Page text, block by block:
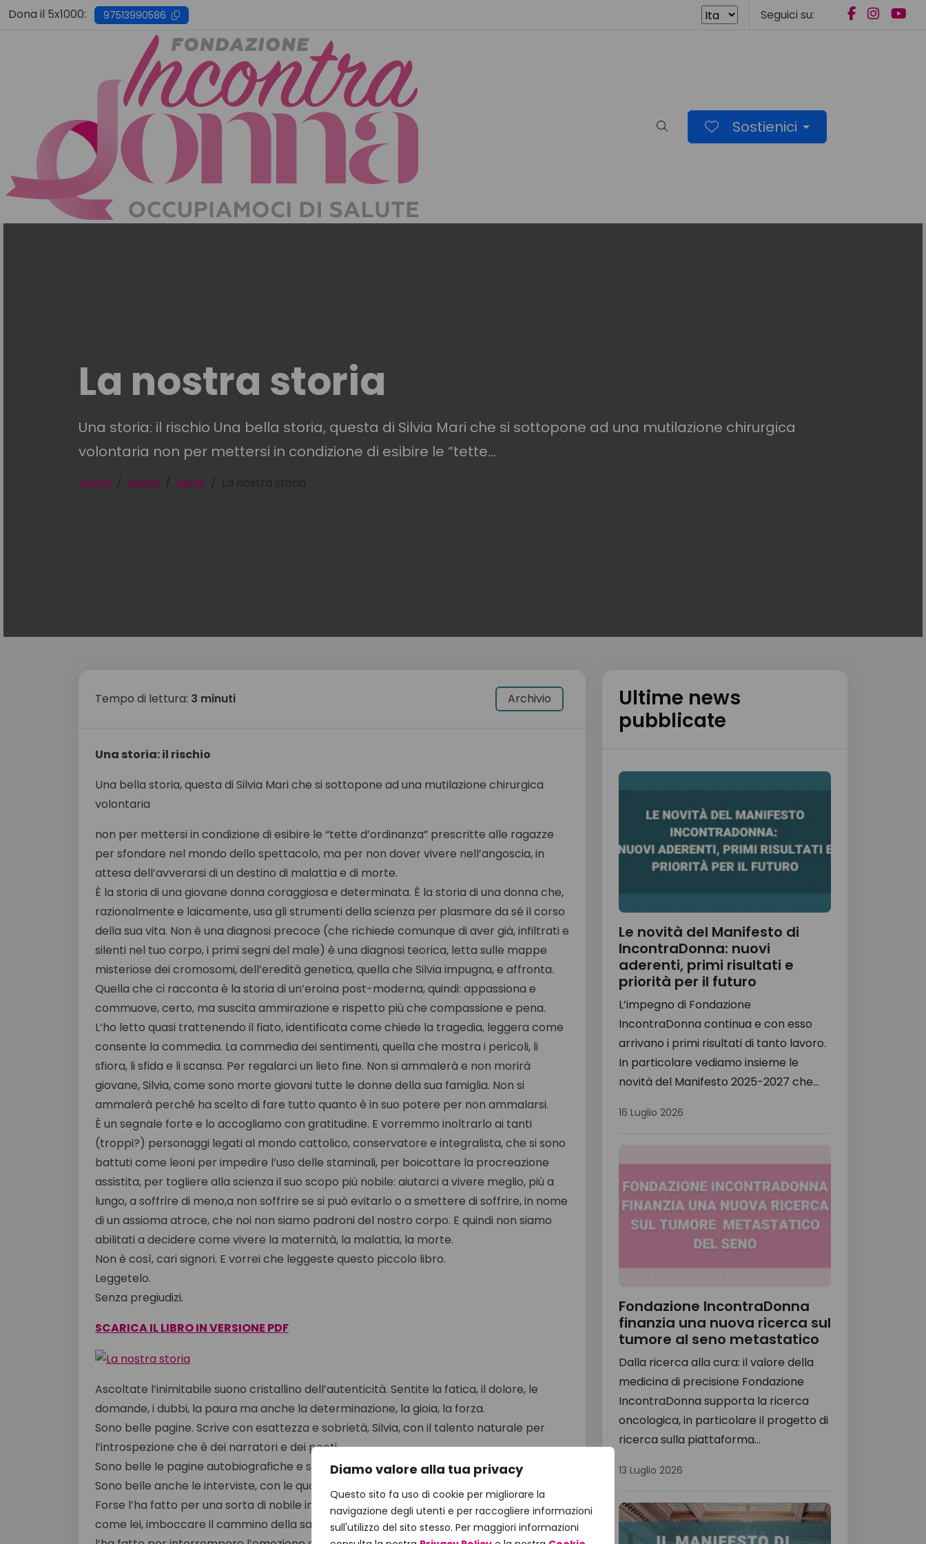
Diamo valore alla tua privacy
Questo sito fa uso di cookie per migliorare la
navigazione degli utenti e per raccogliere informazioni
sull'utilizzo del sito stesso. Per maggiori informazioni
Skip
Dona il 5x1000: 97513990586 Seguici su:
Cerca nel sito
Sostienici
La nostra storia
Una storia: il rischio Una bella storia, questa di Silvia Mari che si sottopone ad una mutilazione chirurgica
volontaria non per mettersi in condizione di esibire le “tette...
Home Media News
Tempo di lettura: 3 minuti Archivio
Una storia: il rischio
Una bella storia, questa di Silvia Mari che si sottopone ad una mutilazione chirurgica
volontaria
non per mettersi in condizione di esibire le “tette d’ordinanza” prescritte alle ragazze
per sfondare nel mondo dello spettacolo, ma per non dover vivere nell’angoscia, in
attesa dell’avverarsi di un destino di malattia e di morte.
È la storia di una giovane donna coraggiosa e determinata. È la storia di una donna che,
razionalmente e laicamente, usa gli strumenti della scienza per plasmare da sé il corso
della sua vita. Non è una diagnosi precoce (che richiede comunque di aver già, infiltrati e
silenti nel tuo corpo, i primi segni del male) è una diagnosi teorica, letta sulle mappe
misteriose dei cromosomi, dell’eredità genetica, quella che Silvia impugna, e affronta.
Quella che ci racconta è la storia di un’eroina post-moderna, quindi: appassiona e
commuove, certo, ma suscita ammirazione e rispetto più che compassione e pena.
L’ho letto quasi trattenendo il fiato, identificata come chiede la tragedia, leggera come
consente la commedia. La commedia dei sentimenti, quella che mostra i pericoli, li
sfiora, li sfida e li scansa. Per regalarci un lieto fine. Non si ammalerà e non morirà
giovane, Silvia, come sono morte giovani tutte le donne della sua famiglia. Non si
ammalerà perché ha scelto di fare tutto quanto è in suo potere per non ammalarsi.
È un segnale forte e lo accogliamo con gratitudine. E vorremmo inoltrarlo ai tanti
(troppi?) personaggi legati al mondo cattolico, conservatore e integralista, che si sono
battuti come leoni per impedire l’uso delle staminali, per boicottare la procreazione
assistita, per togliere alla scienza il suo scopo più nobile: aiutarci a vivere meglio, più a
lungo, a soffrire di meno,a non soffrire se si può evitarlo o a smettere di soffrire, in nome
di un assioma atroce, che noi non siamo padroni del nostro corpo. E quindi non siamo
abilitati a decidere come vivere la maternità, la malattia, la morte.
Non è così, cari signori. E vorrei che leggeste questo piccolo libro.
Leggetelo.
Senza pregiudizi.
SCARICA IL LIBRO IN VERSIONE PDF
Ascoltate l’inimitabile suono cristallino dell’autenticità. Sentite la fatica, il dolore, le
domande, i dubbi, la paura ma anche la determinazione, la gioia, la forza.
Sono belle pagine. Scrive con esattezza e sobrietà, Silvia, con il talento naturale per
l’introspezione che è dei narratori e dei poeti.
Sono belle le pagine autobiografiche e sono belle le riflessioni sull’esperienza.
Sono belle anche le interviste, con le quali Silvia ha voluto corredare il testo.
Forse l’ha fatto per una sorta di nobile intento pedagogico, perché altre possano,
come lei, imboccare il cammino della salvezza, con tutte le informazioni del caso. Forse
Ultime news
pubblicate
Le novità del Manifesto di
IncontraDonna: nuovi
aderenti, primi risultati e
priorità per il futuro
L’impegno di Fondazione
IncontraDonna continua e con esso
arrivano i primi risultati di tanto lavoro.
In particolare vediamo insieme le
novità del Manifesto 2025-2027 che...
16 Luglio 2026
Fondazione IncontraDonna
finanzia una nuova ricerca sul
tumore al seno metastatico
Dalla ricerca alla cura: il valore della
medicina di precisione Fondazione
IncontraDonna supporta la ricerca
oncologica, in particolare il progetto di
ricerca sulla piattaforma...
13 Luglio 2026